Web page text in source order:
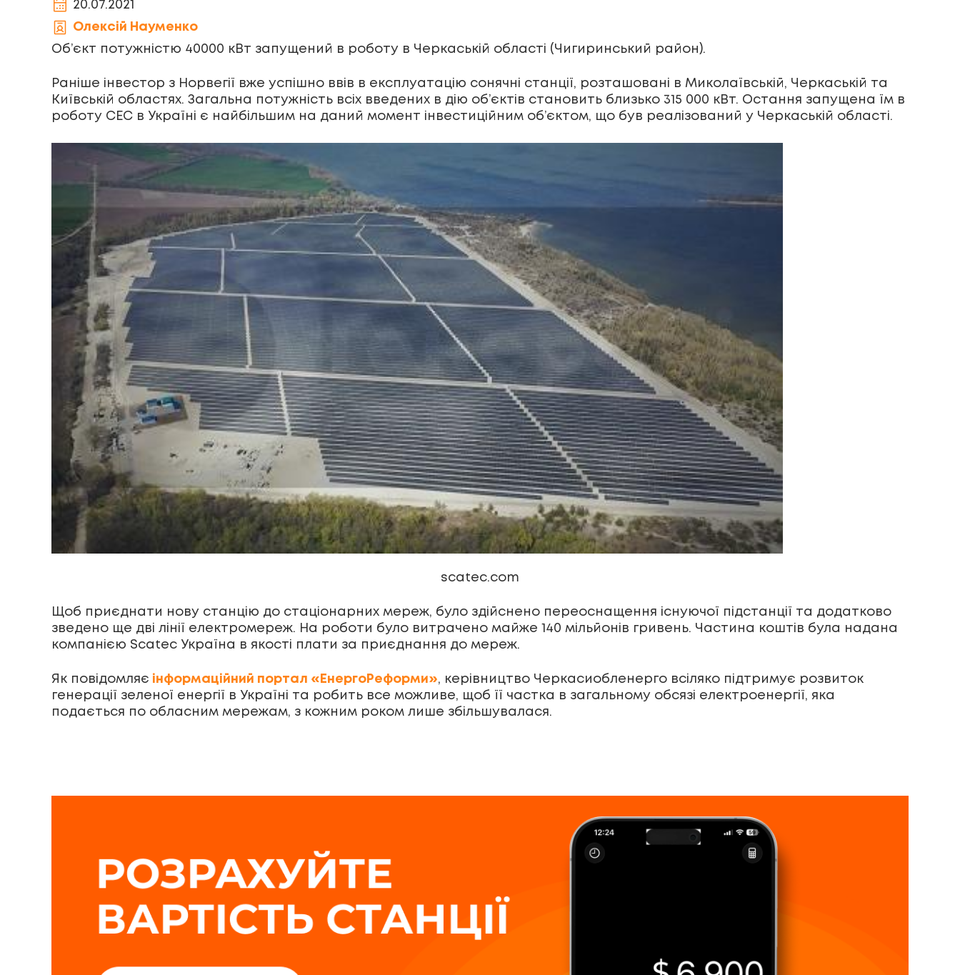
20.07.2021
Олексій Науменко
Об’єкт потужністю 40000 кВт запущений в роботу в Черкаській області (Чигиринський район).
Раніше інвестор з Норвегії вже успішно ввів в експлуатацію сонячні станції, розташовані в Миколаївській, Черкаській та
Київській областях. Загальна потужність всіх введених в дію об’єктів становить близько 315 000 кВт. Остання запущена їм в
роботу СЕС в Україні є найбільшим на даний момент інвестиційним об’єктом, що був реалізований у Черкаській області.
scatec.com
Щоб приєднати нову станцію до стаціонарних мереж, було здійснено переоснащення існуючої підстанції та додатково
зведено ще дві лінії електромереж. На роботи було витрачено майже 140 мільйонів гривень. Частина коштів була надана
компанією Scatec Україна в якості плати за приєднання до мереж.
Як повідомляє інформаційний портал «ЕнергоРеформи», керівництво Черкасиобленерго всіляко підтримує розвиток
генерації зеленої енергії в Україні та робить все можливе, щоб її частка в загальному обсязі електроенергії, яка
подається по обласним мережам, з кожним роком лише збільшувалася.